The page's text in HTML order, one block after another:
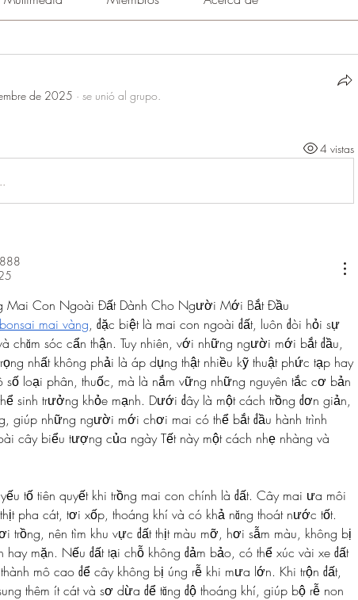
de 2025 · se unió al grupo.
4 vistas
Mai Con Ngoài Đất Dành Cho Người Mới Bắt Đầu
bonsai mai vàng, đặc biệt là mai con ngoài đất, luôn đòi hỏi sự
chăm sóc cẩn thận. Tuy nhiên, với những người mới bắt đầu,
nhất không phải là áp dụng thật nhiều kỹ thuật phức tạp hay
số loại phân, thuốc, mà là nắm vững những nguyên tắc cơ bản
sinh trưởng khỏe mạnh. Dưới đây là một cách trồng đơn giản,
giúp những người mới chơi mai có thể bắt đầu hành trình
cây biểu tượng của ngày Tết này một cách nhẹ nhàng và
tố tiên quyết khi trồng mai con chính là đất. Cây mai ưa môi
pha cát, tơi xốp, thoáng khí và có khả năng thoát nước tốt.
trồng, nên tìm khu vực đất thịt màu mỡ, hơi sẫm màu, không bị
hay mặn. Nếu đất tại chỗ không đảm bảo, có thể xúc vài xe đất
mô cao để cây không bị úng rễ khi mưa lớn. Khi trộn đất,
thêm ít cát và sơ dừa để tăng độ thoáng khí, giúp bộ rễ non